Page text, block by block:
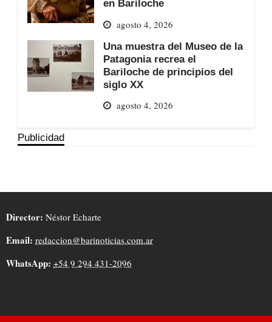
en Bariloche
agosto 4, 2026
Una muestra del Museo de la
Patagonia recrea el
Bariloche de principios del
siglo XX
agosto 4, 2026
Publicidad
Director: Néstor Echarte
Email: redaccion@barinoticias.com.ar
WhatsApp: +54 9 294 431-2096